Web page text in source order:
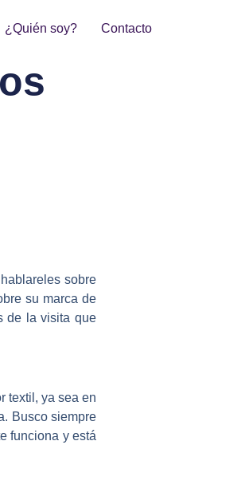
¿Quién soy? Contacto
sobre
su marca de
de la visita que
textil, ya sea en
Busco siempre
funciona y está